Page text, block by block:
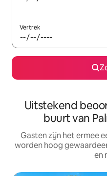
Vertrek
Uitstekend
buurt van
Gasten zijn het ermee
worden hoog
en